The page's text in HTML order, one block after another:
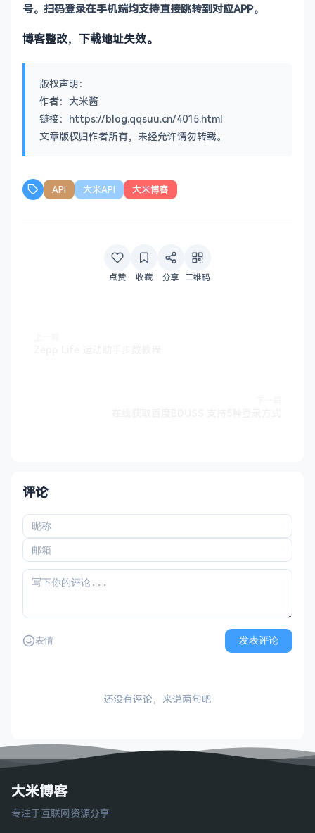
号。扫码登录在手机端均支持直接跳转到对应APP。
博客整改，下载地址失效。
版权声明：
作者：大米酱
链接：https://blog.qqsuu.cn/4015.html
文章版权归作者所有，未经允许请勿转载。
API 大米API 大米博客
点赞 收藏 分享 二维码
评论
表情 发表评论
还没有评论，来说两句吧
大米博客
专注于互联网资源分享